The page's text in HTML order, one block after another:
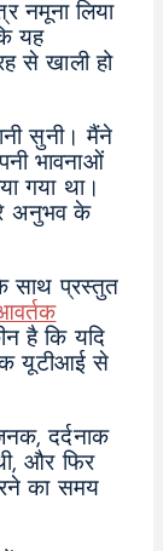
नमूना लिया
यह
से खाली हो
सुनी। मैंने
भावनाओं
गया था।
अनुभव के
साथ प्रस्तुत
है कि यदि
यूटीआई से
दर्दनाक
और फिर
का समय